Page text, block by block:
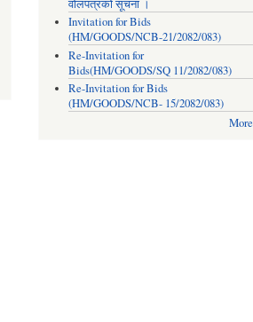
वोलपत्रको सूचना ।
Invitation for Bids
(HM/GOODS/NCB-21/2082/083)
Re-Invitation for
Bids(HM/GOODS/SQ 11/2082/083)
Re-Invitation for Bids
(HM/GOODS/NCB- 15/2082/083)
More